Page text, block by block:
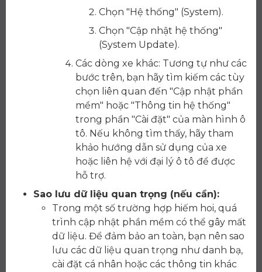
Chọn "Hệ thống" (System).
Chọn "Cập nhật hệ thống"
(System Update).
Các dòng xe khác: Tương tự như các
bước trên, bạn hãy tìm kiếm các tùy
chọn liên quan đến "Cập nhật phần
mềm" hoặc "Thông tin hệ thống"
trong phần "Cài đặt" của màn hình ô
tô. Nếu không tìm thấy, hãy tham
khảo hướng dẫn sử dụng của xe
hoặc liên hệ với đại lý ô tô để được
hỗ trợ.
Sao lưu dữ liệu quan trọng (nếu cần):
Trong một số trường hợp hiếm hoi, quá
trình cập nhật phần mềm có thể gây mất
dữ liệu. Để đảm bảo an toàn, bạn nên sao
lưu các dữ liệu quan trọng như danh bạ,
cài đặt cá nhân hoặc các thông tin khác